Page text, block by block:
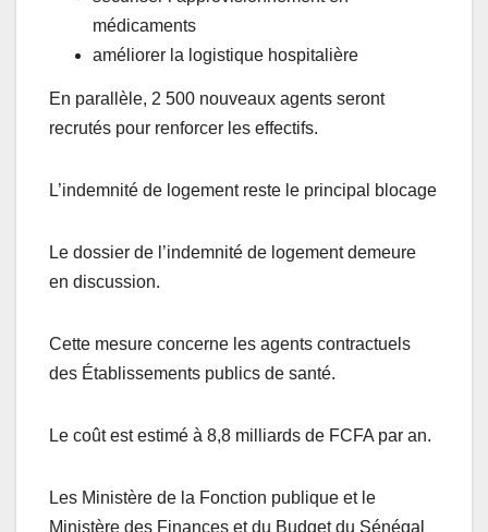
médicaments
améliorer la logistique hospitalière
En parallèle, 2 500 nouveaux agents seront
recrutés pour renforcer les effectifs.
L’indemnité de logement reste le principal blocage
Le dossier de l’indemnité de logement demeure
en discussion.
Cette mesure concerne les agents contractuels
des Établissements publics de santé.
Le coût est estimé à 8,8 milliards de FCFA par an.
Les Ministère de la Fonction publique et le
Ministère des Finances et du Budget du Sénégal